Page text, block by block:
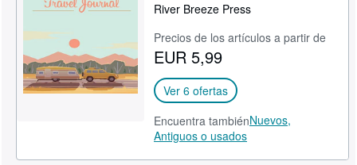
River Breeze Press
Precios de los artículos a partir de
EUR 5,99
Ver 6 ofertas
Encuentra tambiénNuevos,
Antiguos o usados